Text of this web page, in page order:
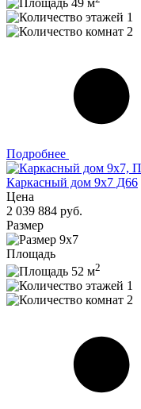
49 м
1
2
Подробнее
Каркасный дом 9х7 Д66
Цена
2 039 884 руб.
Размер
9х7
Площадь
52 м2
1
2